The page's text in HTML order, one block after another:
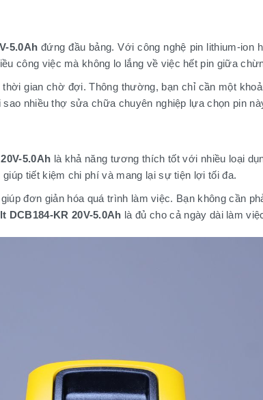
5.0Ah đứng đầu bảng. Với công nghệ pin lithium-
công việc mà không lo lắng về việc hết pin giữa
gian chờ đợi. Thông thường, bạn chỉ cần một
nhiều thợ sửa chữa chuyên nghiệp lựa chọn pin
5.0Ah là khả năng tương thích tốt với nhiều loại
tiết kiệm chi phí và mang lại sự tiện lợi tối đa.
đơn giản hóa quá trình làm việc. Bạn không cần
DCB184-KR 20V-5.0Ah là đủ cho cả ngày dài làm